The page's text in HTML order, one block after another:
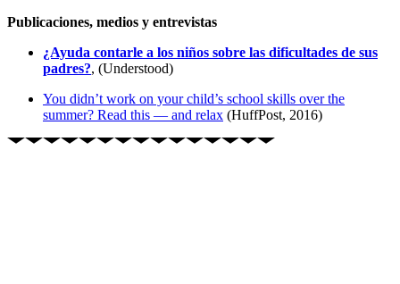
Publicaciones, medios y entrevistas
¿Ayuda contarle a los niños sobre las dificultades de sus
padres?, (Understood)
You didn’t work on your child’s school skills over the
summer? Read this — and relax (HuffPost, 2016)